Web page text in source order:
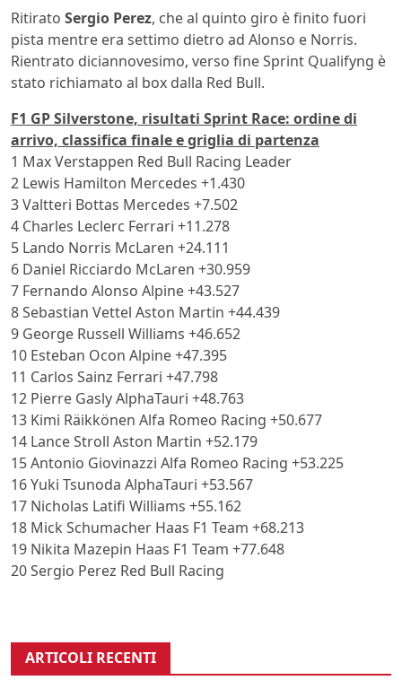
Ritirato Sergio Perez, che al quinto giro è finito fuori
pista mentre era settimo dietro ad Alonso e Norris.
Rientrato diciannovesimo, verso fine Sprint Qualifyng è
stato richiamato al box dalla Red Bull.
F1 GP Silverstone, risultati Sprint Race: ordine di
arrivo, classifica finale e griglia di partenza
1 Max Verstappen Red Bull Racing Leader
2 Lewis Hamilton Mercedes +1.430
3 Valtteri Bottas Mercedes +7.502
4 Charles Leclerc Ferrari +11.278
5 Lando Norris McLaren +24.111
6 Daniel Ricciardo McLaren +30.959
7 Fernando Alonso Alpine +43.527
8 Sebastian Vettel Aston Martin +44.439
9 George Russell Williams +46.652
10 Esteban Ocon Alpine +47.395
11 Carlos Sainz Ferrari +47.798
12 Pierre Gasly AlphaTauri +48.763
13 Kimi Räikkönen Alfa Romeo Racing +50.677
14 Lance Stroll Aston Martin +52.179
15 Antonio Giovinazzi Alfa Romeo Racing +53.225
16 Yuki Tsunoda AlphaTauri +53.567
17 Nicholas Latifi Williams +55.162
18 Mick Schumacher Haas F1 Team +68.213
19 Nikita Mazepin Haas F1 Team +77.648
20 Sergio Perez Red Bull Racing
ARTICOLI RECENTI